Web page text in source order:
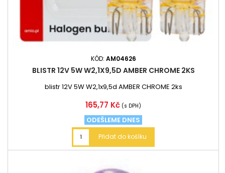
KÓD: AM04626
BLISTR 12V 5W W2,1X9,5D AMBER CHROME 2KS
blistr 12V 5W W2,1x9,5d AMBER CHROME 2ks
Cena
165,77 Kč (s DPH)
ODEŠLEME DNES
Přidat do košíku